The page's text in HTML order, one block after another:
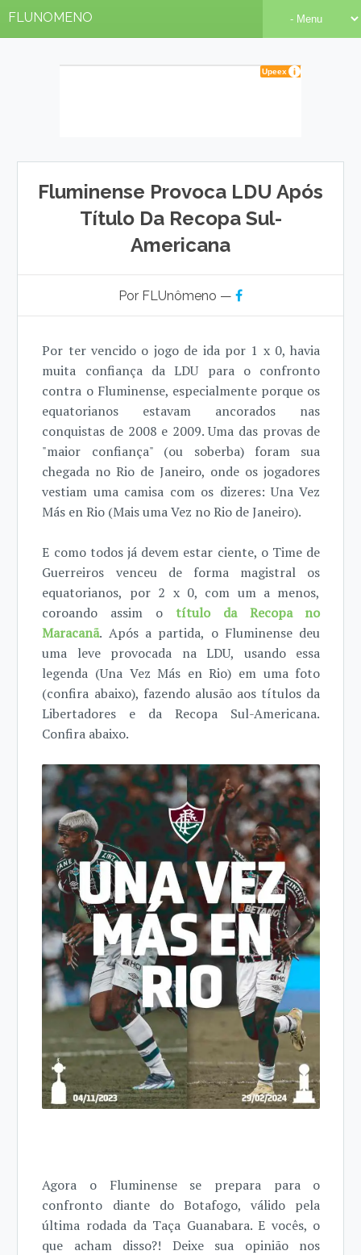
FLUNOMENO
Fluminense Provoca LDU Após
Título Da Recopa Sul-
Americana
Por FLUnômeno —
Por ter vencido o jogo de ida por 1 x 0, havia
muita confiança da LDU para o confronto
contra o Fluminense, especialmente porque os
equatorianos estavam ancorados nas
conquistas de 2008 e 2009. Uma das provas de
"maior confiança" (ou soberba) foram sua
chegada no Rio de Janeiro, onde os jogadores
vestiam uma camisa com os dizeres: Una Vez
Más en Rio (Mais uma Vez no Rio de Janeiro).
E como todos já devem estar ciente, o Time de
Guerreiros venceu de forma magistral os
equatorianos, por 2 x 0, com um a menos,
coroando assim o título da Recopa no
Maracanã. Após a partida, o Fluminense deu
uma leve provocada na LDU, usando essa
legenda (Una Vez Más en Rio) em uma foto
(confira abaixo), fazendo alusão aos títulos da
Libertadores e da Recopa Sul-Americana.
Confira abaixo.
Agora o Fluminense se prepara para o
confronto diante do Botafogo, válido pela
última rodada da Taça Guanabara. E vocês, o
que acham disso?! Deixe sua opinião nos